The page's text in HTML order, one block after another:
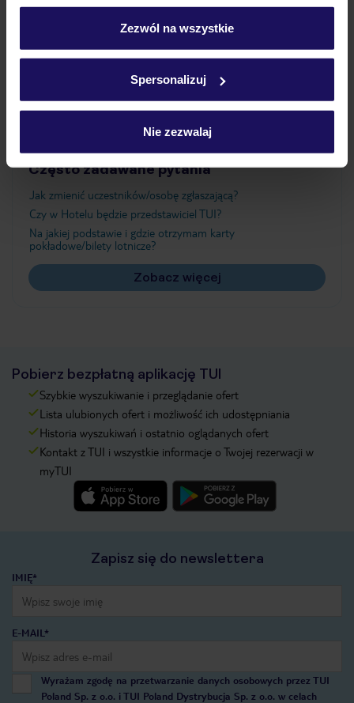
personalizować swój wybór wchodząc w zakładkę
Szczegółowe informacje o plikach cookie znajdziesz
Zezwól na wszystkie
Spersonalizuj
Nie zezwalaj
Ważne informacje
Często zadawane pytania
Jak zmienić uczestników/osobę zgłaszającą?
Czy w Hotelu będzie przedstawiciel TUI?
Na jakiej podstawie i gdzie otrzymam karty
pokładowe/bilety lotnicze?
Zobacz więcej
Pobierz bezpłatną aplikację TUI
Szybkie wyszukiwanie i przeglądanie ofert
Lista ulubionych ofert i możliwość ich udostępniania
Historia wyszukiwań i ostatnio oglądanych ofert
Kontakt z TUI i wszystkie informacje o Twojej rezerwacji w
myTUI
Zapisz się do newslettera
IMIĘ*
E-MAIL*
Wyrażam zgodę na przetwarzanie danych osobowych przez TUI
Poland Sp. z o.o. i TUI Poland Dystrybucja Sp. z o.o. w celach